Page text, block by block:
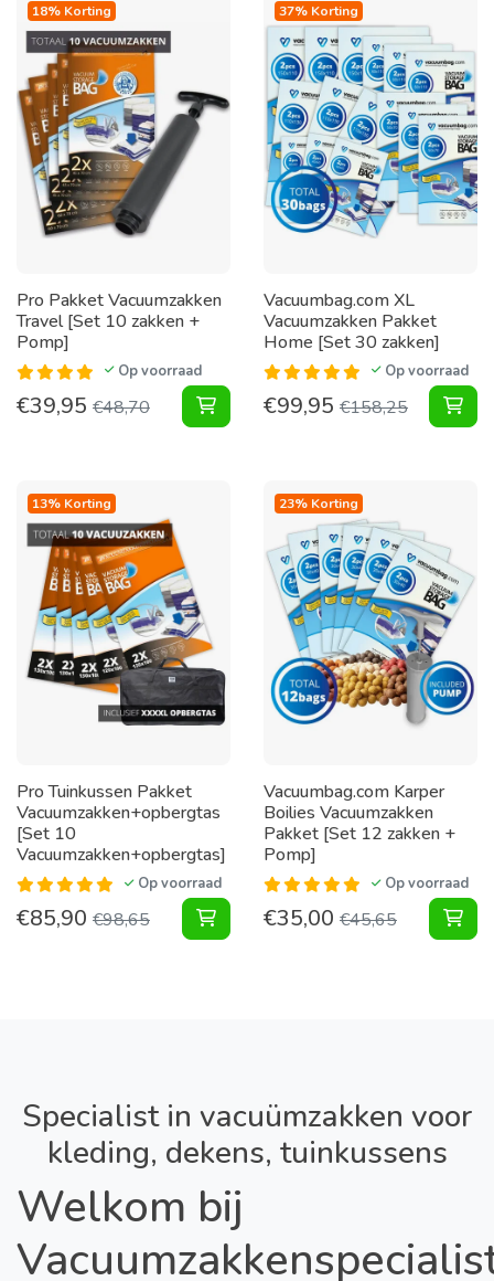
18% Korting
Pro Pakket Vacuumzakken
Travel [Set 10 zakken +
Pomp]
Op voorraad
€39,95 €48,70 Pakket Vacuumzakken Travel [Set
37% Korting
Vacuumbag.com XL
Vacuumzakken Pakket
Home [Set 30 zakken]
Op voorraad
€99,95 €158,25 XL
13% Korting
Pro Tuinkussen Pakket
Vacuumzakken+opbergtas
[Set 10
Vacuumzakken+opbergtas]
Op voorraad
€85,90 €98,65 Tuinkussen Pakket
23% Korting
Vacuumbag.com Karper
Boilies Vacuumzakken
Pakket [Set 12 zakken +
Pomp]
Op voorraad
€35,00 €45,65
Specialist in vacuümzakken voor
kleding, dekens, tuinkussens
Welkom bij